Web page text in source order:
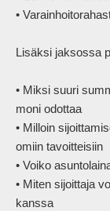
•
Lisäksi jaksossa
• Miksi suuri
moni odottaa
• Milloin
omiin tavoitteisiin
• Voiko
• Miten sijoittaja
kanssa